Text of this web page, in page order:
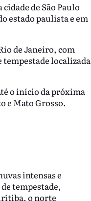
de São Paulo
estado paulista e em
de Janeiro, com
tempestade localizada
o início da próxima
e Mato Grosso.
intensas e
tempestade,
o norte